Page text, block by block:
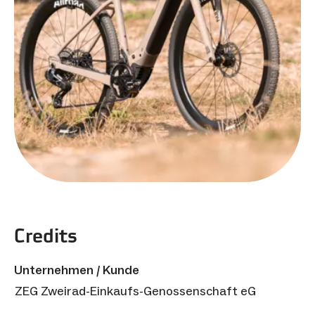
Credits
Unternehmen / Kunde
ZEG Zweirad-Einkaufs-Genossenschaft eG